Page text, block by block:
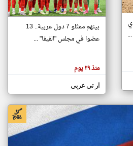
تغيير الدولة
اخبار جزر القمر على مدار الساعة
أهم اخبار جزر القمر العاجلة والمباشرة
بينهم ممثلو 7 دول عربية.. 13
عضوا في مجلس "الفيفا" ...
منذ ٢٩ يوم
ار تي عربي
klyoum.com